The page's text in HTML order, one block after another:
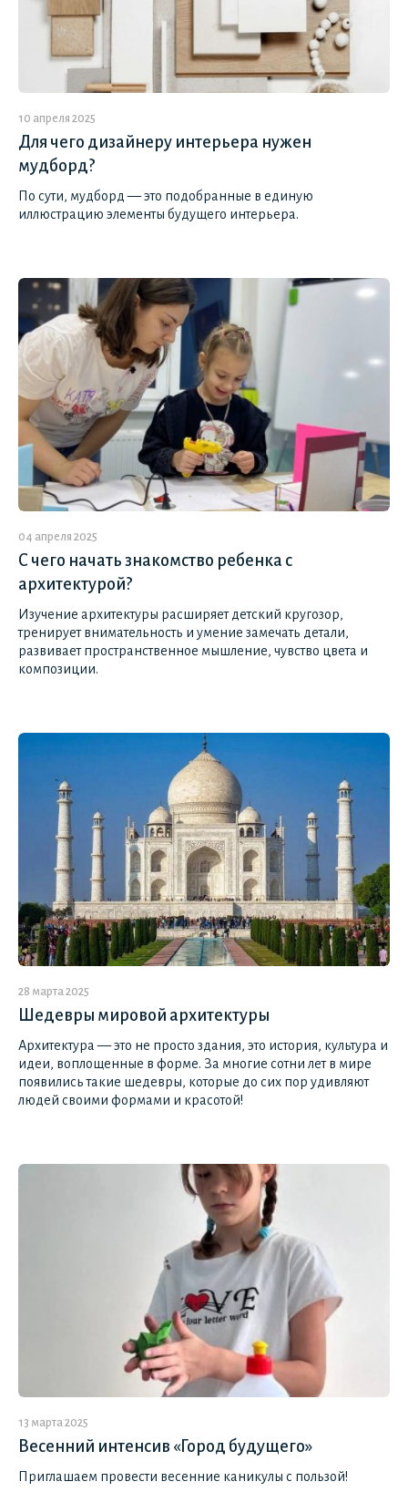
10 апреля 2025
Для чего дизайнеру интерьера нужен
мудборд?
По сути, мудборд — это подобранные в единую
иллюстрацию элементы будущего интерьера.
04 апреля 2025
С чего начать знакомство ребенка с
архитектурой?
Изучение архитектуры расширяет детский кругозор,
тренирует внимательность и умение замечать детали,
развивает пространственное мышление, чувство цвета и
композиции.
28 марта 2025
Шедевры мировой архитектуры
Архитектура — это не просто здания, это история, культура и
идеи, воплощенные в форме. За многие сотни лет в мире
появились такие шедевры, которые до сих пор удивляют
людей своими формами и красотой!
13 марта 2025
Весенний интенсив «Город будущего»
Приглашаем провести весенние каникулы с пользой!